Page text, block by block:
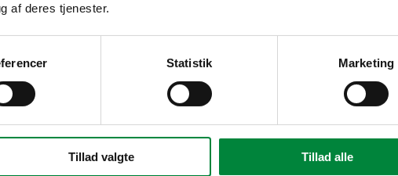
af deres tjenester.
Statistik Marketing
Tillad valgte Tillad alle